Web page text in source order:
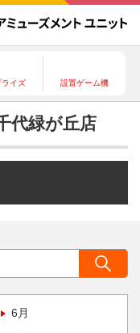
ライズ 設置ゲーム機
代緑が丘店
6月